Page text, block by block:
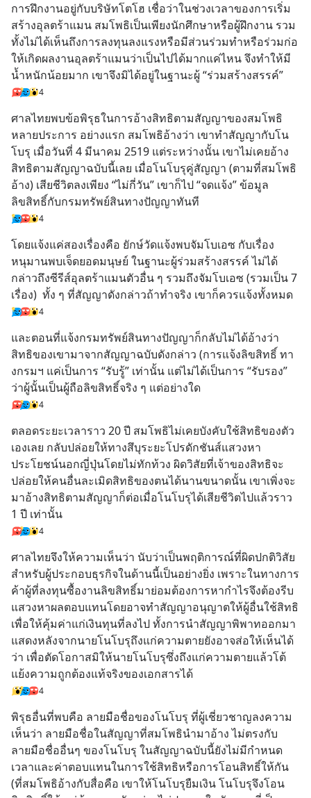
การฝึกงานอยู่กับบริษัทโตโฮ เชื่อว่าในช่วงเวลาของการเริ่ม
สร้างอุลตร้าแมน สมโพธิเป็นเพียงนักศึกษาหรือผู้ฝึกงาน รวม
ทั้งไม่ได้เห็นถึงการลงทุนลงแรงหรือมีส่วนร่วมทำหรือร่วมก่อ
ให้เกิดผลงานอุลตร้าแมนว่าเป็นไปได้มากแค่ไหน จึงทำให้มี
น้ำหนักน้อยมาก เขาจึงมิได้อยู่ในฐานะผู้ “ร่วมสร้างสรรค์”
4
ศาลไทยพบข้อพิรุธในการอ้างสิทธิตามสัญญาของสมโพธิ
หลายประการ อย่างแรก สมโพธิอ้างว่า เขาทำสัญญากับโน
โบรุ เมื่อวันที่ 4 มีนาคม 2519 แต่ระหว่างนั้น เขาไม่เคยอ้าง
สิทธิตามสัญญาฉบับนี้เลย เมื่อโนโบรุคู่สัญญา (ตามที่สมโพธิ
อ้าง) เสียชีวิตลงเพียง “ไม่กี่วัน” เขาก็ไป “จดแจ้ง” ข้อมูล
ลิขสิทธิ์กับกรมทรัพย์สินทางปัญญาทันที
4
โดยแจ้งแค่สองเรื่องคือ ยักษ์วัดแจ้งพบจัมโบเอซ กับเรื่อง
หนุมานพบเจ็ดยอดมนุษย์ ในฐานะผู้ร่วมสร้างสรรค์ ไม่ได้
กล่าวถึงซีรีส์อุลตร้าแมนตัวอื่น ๆ รวมถึงจัมโบเอซ (รวมเป็น 7
เรื่อง)  ทั้ง ๆ ที่สัญญาดังกล่าวถ้าทำจริง เขาก็ควรแจ้งทั้งหมด
4
และตอนที่แจ้งกรมทรัพย์สินทางปัญญาก็กลับไม่ได้อ้างว่า
สิทธิของเขามาจากสัญญาฉบับดังกล่าว (การแจ้งลิขสิทธิ์ ทา
งกรมฯ แค่เป็นการ “รับรู้” เท่านั้น แต่ไม่ได้เป็นการ “รับรอง”
ว่าผู้นั้นเป็นผู้ถือลิขสิทธิ์จริง ๆ แต่อย่างใด
4
ตลอดระยะเวลาราว 20 ปี สมโพธิไม่เคยบังคับใช้สิทธิของตัว
เองเลย กลับปล่อยให้ทางสึบุระยะโปรดักชันส์แสวงหา
ประโยชน์นอกญี่ปุ่นโดยไม่ทักท้วง ผิดวิสัยที่เจ้าของสิทธิจะ
ปล่อยให้คนอื่นละเมิดสิทธิของตนได้นานขนาดนั้น เขาเพิ่งจะ
มาอ้างสิทธิตามสัญญาก็ต่อเมื่อโนโบรุได้เสียชีวิตไปแล้วราว
1 ปี เท่านั้น
4
ศาลไทยจึงให้ความเห็นว่า นับว่าเป็นพฤติการณ์ที่ผิดปกติวิสัย
สำหรับผู้ประกอบธุรกิจในด้านนี้เป็นอย่างยิ่ง เพราะในทางการ
ค้าผู้ที่ลงทุนซื้องานลิขสิทธิ์มาย่อมต้องการหากำไรจึงต้องรีบ
แสวงหาผลตอบแทนโดยอาจทำสัญญาอนุญาตให้ผู้อื่นใช้สิทธิ
เพื่อให้คุ้มค่าแก่เงินทุนที่ลงไป ทั้งการนำสัญญาพิพาทออกมา
แสดงหลังจากนายโนโบรุถึงแก่ความตายยังอาจส่อให้เห็นได้
ว่า เพื่อตัดโอกาสมิให้นายโนโบรุซึ่งถึงแก่ความตายแล้วโต้
แย้งความถูกต้องแท้จริงของเอกสารได้
4
พิรุธอื่นที่พบคือ ลายมือชื่อของโนโบรุ ที่ผู้เชี่ยวชาญลงความ
เห็นว่า ลายมือชื่อในสัญญาที่สมโพธินำมาอ้าง ไม่ตรงกับ
ลายมือชื่ออื่นๆ ของโนโบรุ ในสัญญาฉบับนี้ยังไม่มีกำหนด
เวลาและค่าตอบแทนในการใช้สิทธิหรือการโอนสิทธิ์ให้กัน
(ที่สมโพธิอ้างกับสื่อคือ เขาให้โนโบรุยืมเงิน โนโบรุจึงโอน